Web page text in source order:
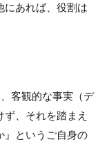
にあれば、役割は
客観的な事実（デ
、それを踏まえ
』というご自身の